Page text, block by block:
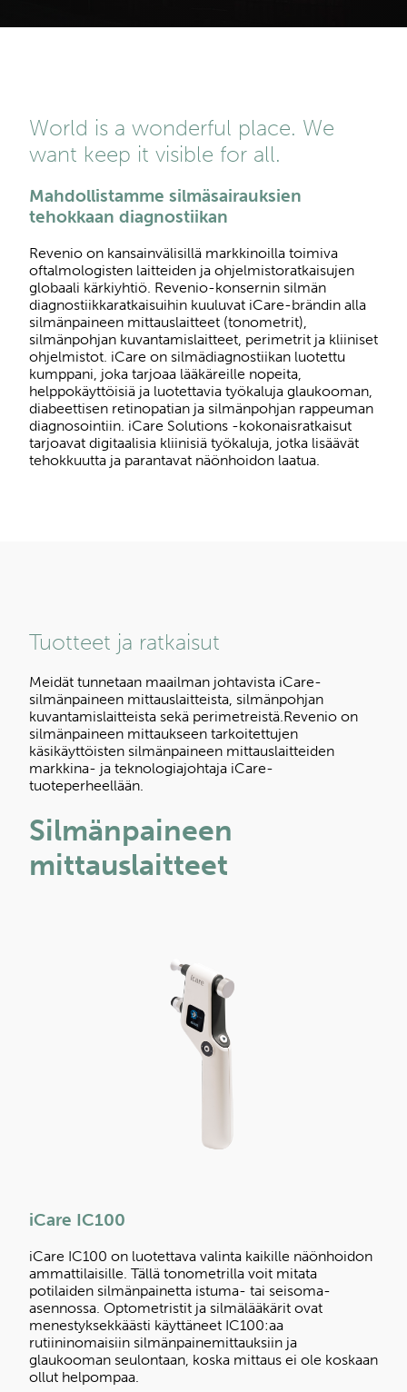
World is a wonderful place. We
want keep it visible for all.
Mahdollistamme silmäsairauksien
tehokkaan diagnostiikan
Revenio on kansainvälisillä markkinoilla toimiva
oftalmologisten laitteiden ja ohjelmistoratkaisujen
globaali kärkiyhtiö. Revenio-konsernin silmän
diagnostiikkaratkaisuihin kuuluvat iCare-brändin alla
silmänpaineen mittauslaitteet (tonometrit),
silmänpohjan kuvantamislaitteet, perimetrit ja kliiniset
ohjelmistot. iCare on silmädiagnostiikan luotettu
kumppani, joka tarjoaa lääkäreille nopeita,
helppokäyttöisiä ja luotettavia työkaluja glaukooman,
diabeettisen retinopatian ja silmänpohjan rappeuman
diagnosointiin. iCare Solutions -kokonaisratkaisut
tarjoavat digitaalisia kliinisiä työkaluja, jotka lisäävät
tehokkuutta ja parantavat näönhoidon laatua.
Tuotteet ja ratkaisut
Meidät tunnetaan maailman johtavista iCare-
silmänpaineen mittauslaitteista, silmänpohjan
kuvantamislaitteista sekä perimetreistä.Revenio on
silmänpaineen mittaukseen tarkoitettujen
käsikäyttöisten silmänpaineen mittauslaitteiden
markkina- ja teknologiajohtaja iCare-
tuoteperheellään.
Silmänpaineen
mittauslaitteet
iCare IC100
iCare IC100 on luotettava valinta kaikille näönhoidon
ammattilaisille. Tällä tonometrilla voit mitata
potilaiden silmänpainetta istuma- tai seisoma-
asennossa. Optometristit ja silmälääkärit ovat
menestyksekkäästi käyttäneet IC100:aa
rutiininomaisiin silmänpainemittauksiin ja
glaukooman seulontaan, koska mittaus ei ole koskaan
ollut helpompaa.